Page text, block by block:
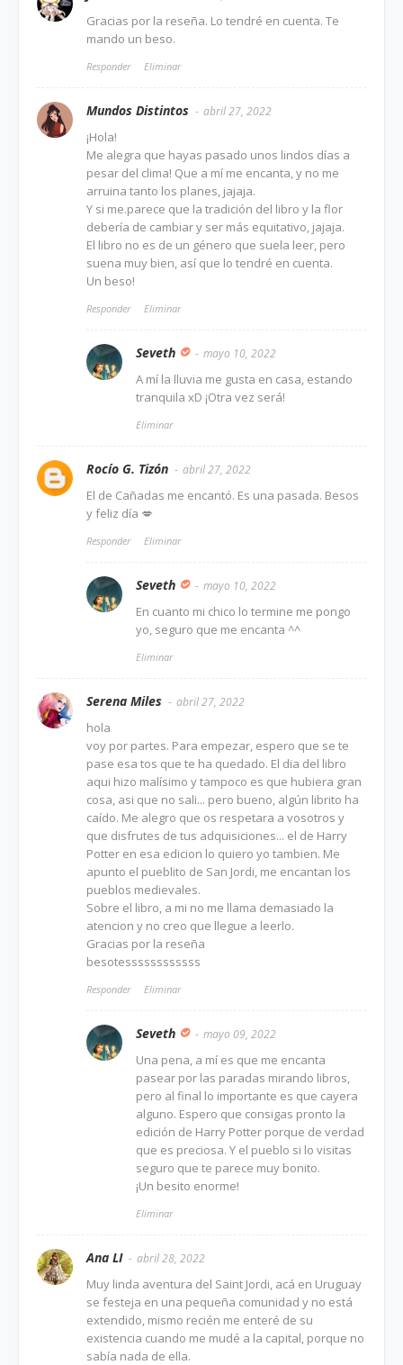
Gracias por la reseña. Lo tendré en cuenta. Te
mando un beso.
Responder Eliminar
Mundos Distintos abril 27, 2022
¡Hola!
Me alegra que hayas pasado unos lindos días a
pesar del clima! Que a mí me encanta, y no me
arruina tanto los planes, jajaja.
Y si me.parece que la tradición del libro y la flor
debería de cambiar y ser más equitativo, jajaja.
El libro no es de un género que suela leer, pero
suena muy bien, así que lo tendré en cuenta.
Un beso!
Responder Eliminar
Seveth mayo 10, 2022
A mí la lluvia me gusta en casa, estando
tranquila xD ¡Otra vez será!
Eliminar
Rocío G. Tizón abril 27, 2022
El de Cañadas me encantó. Es una pasada. Besos
y feliz día 💋
Responder Eliminar
Seveth mayo 10, 2022
En cuanto mi chico lo termine me pongo
yo, seguro que me encanta ^^
Eliminar
Serena Miles abril 27, 2022
hola
voy por partes. Para empezar, espero que se te
pase esa tos que te ha quedado. El dia del libro
aqui hizo malísimo y tampoco es que hubiera gran
cosa, asi que no sali... pero bueno, algún librito ha
caído. Me alegro que os respetara a vosotros y
que disfrutes de tus adquisiciones... el de Harry
Potter en esa edicion lo quiero yo tambien. Me
apunto el pueblito de San Jordi, me encantan los
pueblos medievales.
Sobre el libro, a mi no me llama demasiado la
atencion y no creo que llegue a leerlo.
Gracias por la reseña
besotessssssssssss
Responder Eliminar
Seveth mayo 09, 2022
Una pena, a mí es que me encanta
pasear por las paradas mirando libros,
pero al final lo importante es que cayera
alguno. Espero que consigas pronto la
edición de Harry Potter porque de verdad
que es preciosa. Y el pueblo si lo visitas
seguro que te parece muy bonito.
¡Un besito enorme!
Eliminar
Ana LI abril 28, 2022
Muy linda aventura del Saint Jordi, acá en Uruguay
se festeja en una pequeña comunidad y no está
extendido, mismo recién me enteré de su
existencia cuando me mudé a la capital, porque no
sabía nada de ella.